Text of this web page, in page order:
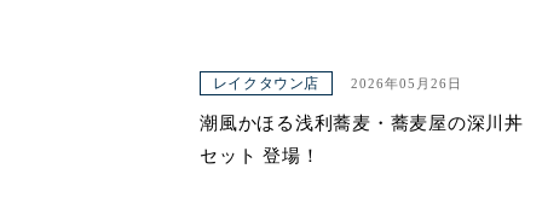
レイクタウン店 2026年05月26日
潮風かほる浅利蕎麦・蕎麦屋の深川丼
セット 登場！